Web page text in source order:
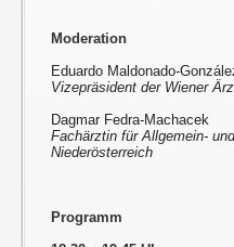
Moderation
Eduardo Maldonado-
Vizepräsident der Wiener
Dagmar Fedra-Machacek
Fachärztin für Allgemein-
Niederösterreich
Programm